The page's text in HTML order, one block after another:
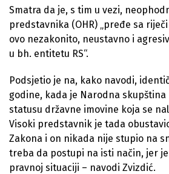
Smatra da je, s tim u vezi,
predstavnika (OHR) „pređe sa
ovo nezakonito, neustavno i
u bh. entitetu RS“.
Podsjetio je na, kako navodi,
godine, kada je Narodna skupština
statusu državne imovine koja se
Visoki predstavnik je tada
Zakona i on nikada nije stupio na
treba da postupi na isti način, jer
pravnoj situaciji – navodi Zvizdić.